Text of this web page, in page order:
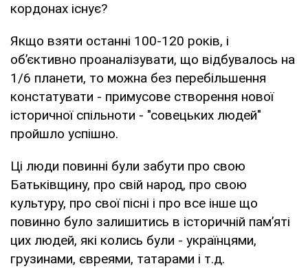
кордонах існує?
Якщо взяти останні 100-120 років, і
об’єктивно проаналізувати, що відбувалось на
1/6 планети, то можна без перебільшення
констатувати - примусове створення нової
історичної спільноти - "совецьких людей"
пройшло успішно.
Ці люди повинні були забути про свою
Батьківщину, про свій народ, про свою
культуру, про свої пісні і про все інше що
повинно було залишитись в історичній пам’яті
цих людей, які колись були - українцями,
грузинами, євреями, татарами і т.д.